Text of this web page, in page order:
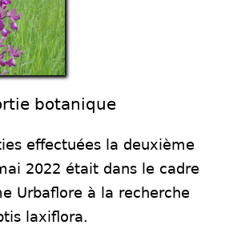
botanique
effectuées la deuxième
2022 était dans le cadre
Urbaflore à la recherche
laxiflora.